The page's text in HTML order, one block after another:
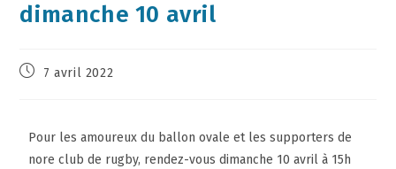
dimanche 10 avril
7 avril 2022
Pour les amoureux du ballon ovale et les supporters de
nore club de rugby, rendez-vous dimanche 10 avril à 15h